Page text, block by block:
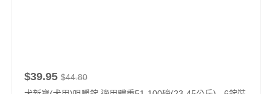
$39.95 $44.80